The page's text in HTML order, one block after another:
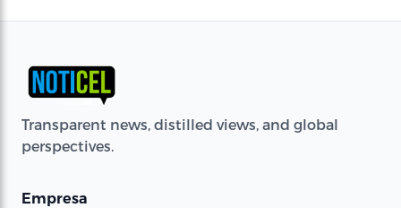
Transparent news, distilled views, and global
perspectives.
Empresa